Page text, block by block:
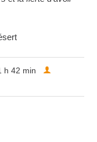
h 42 min